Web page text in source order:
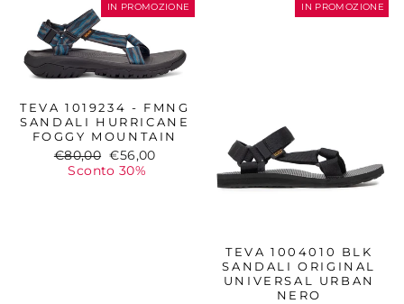
IN PROMOZIONE
TEVA 1019234 - FMNG
SANDALI HURRICANE
FOGGY MOUNTAIN
Prezzo
€80,00 Prezzo
scontato
€56,00
Sconto 30%
IN PROMOZIONE
TEVA 1004010 BLK
SANDALI ORIGINAL
UNIVERSAL URBAN
NERO